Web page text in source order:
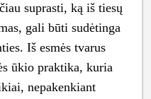
suprasti, ką iš tiesų
gali būti sudėtinga
Iš esmės tvarus
ūkio praktika, kuria
nepakenkiant